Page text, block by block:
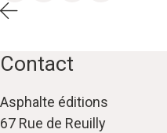
Contact
Asphalte éditions
67 Rue de Reuilly